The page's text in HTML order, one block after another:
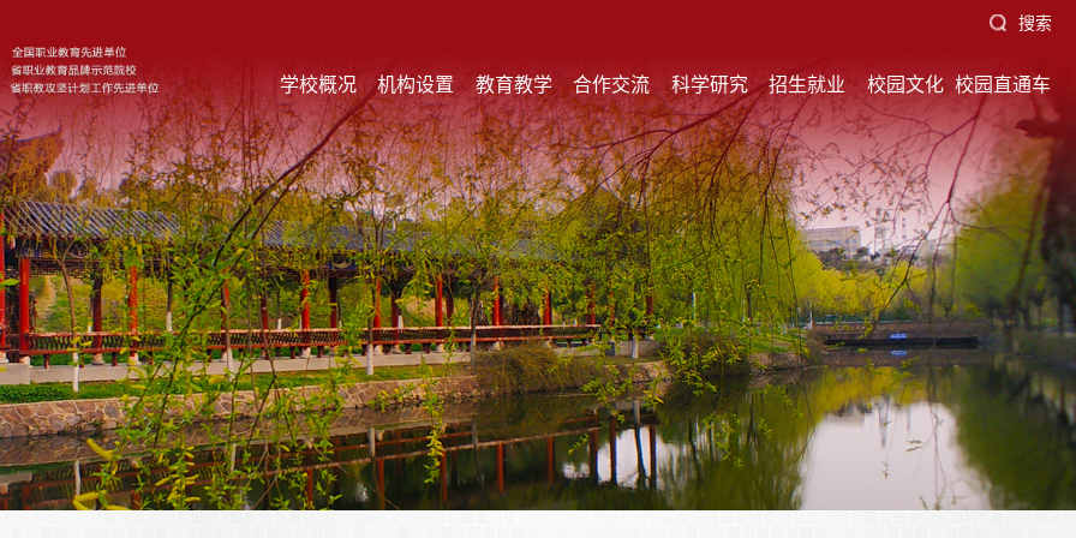
搜索
学校概况 机构设置 教育教学 合作交流 科学研究 招生就业 校园文化 校园直通车